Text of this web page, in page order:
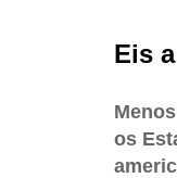
Eis
os